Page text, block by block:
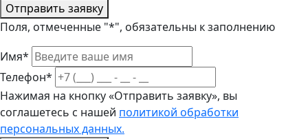
Отправить заявку
Поля, отмеченные "*", обязательны к заполнению
Имя*
Телефон*
Нажимая на кнопку «Отправить заявку», вы
соглашетесь с нашей политикой обработки
персональных данных.